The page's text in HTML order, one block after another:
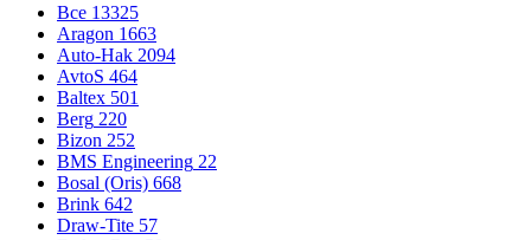
Все 13325
Aragon 1663
Auto-Hak 2094
AvtoS 464
Baltex 501
Berg 220
Bizon 252
BMS Engineering 22
Bosal (Oris) 668
Brink 642
Draw-Tite 57